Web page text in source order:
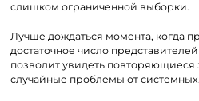
слишком ограниченной выборки.
Лучше дождаться момента, когда
достаточное число
позволит увидеть повторяющиеся
случайные проблемы от системных.